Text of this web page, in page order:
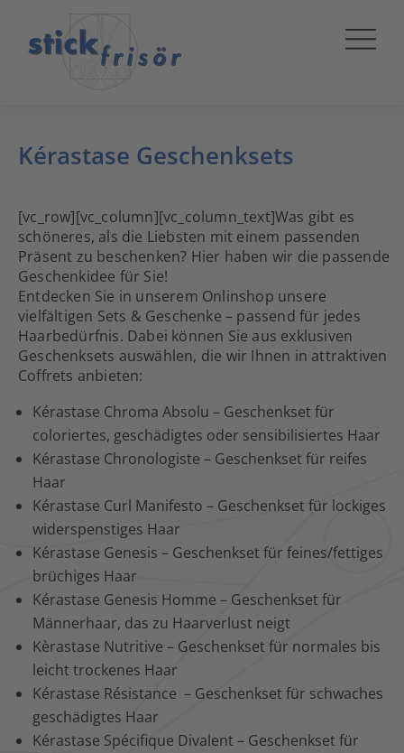
Kérastase Geschenksets
[vc_row][vc_column][vc_column_text]Was gibt es
schöneres, als die Liebsten mit einem passenden
Präsent zu beschenken? Hier haben wir die passende
Geschenkidee für Sie!
Entdecken Sie in unserem Onlinshop unsere
vielfältigen Sets & Geschenke – passend für jedes
Haarbedürfnis. Dabei können Sie aus exklusiven
Geschenksets auswählen, die wir Ihnen in attraktiven
Coffrets anbieten:
Kérastase Chroma Absolu – Geschenkset für
coloriertes, geschädigtes oder sensibilisiertes Haar
Kérastase Chronologiste – Geschenkset für reifes
Haar
Kérastase Curl Manifesto – Geschenkset für lockiges
widerspenstiges Haar
Kérastase Genesis – Geschenkset für feines/fettiges
brüchiges Haar
Kérastase Genesis Homme – Geschenkset für
Männerhaar, das zu Haarverlust neigt
Kèrastase Nutritive – Geschenkset für normales bis
leicht trockenes Haar
Kérastase Résistance – Geschenkset für schwaches
geschädigtes Haar
Kérastase Spécifique Divalent – Geschenkset für